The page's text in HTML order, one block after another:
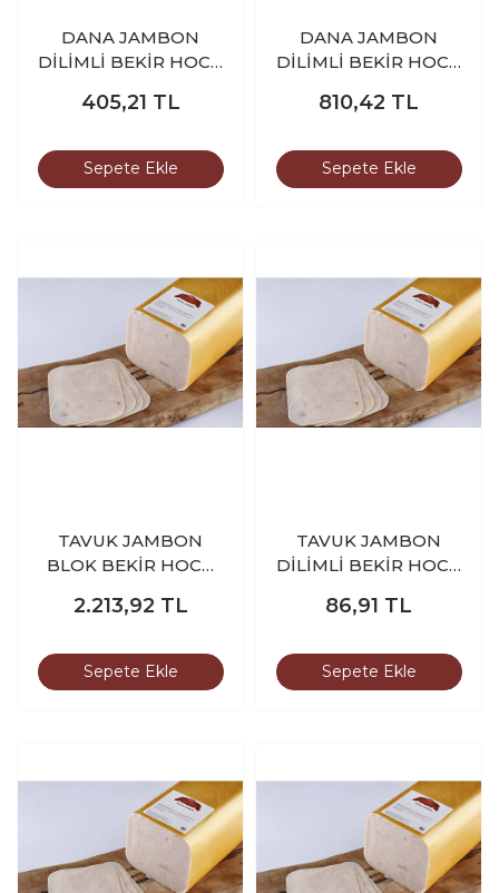
DANA JAMBON
DİLİMLİ BEKİR HOCA
405,21 TL
Sepete Ekle
DANA JAMBON
DİLİMLİ BEKİR HOCA
810,42 TL
Sepete Ekle
TAVUK JAMBON
BLOK BEKİR HOCA
2.213,92 TL
Sepete Ekle
TAVUK JAMBON
DİLİMLİ BEKİR HOCA
86,91 TL
Sepete Ekle